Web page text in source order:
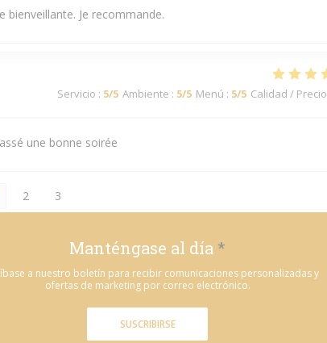
bienveillante. Je recommande.
Servicio : 5/5 Ambiente : 5/5 Menú : 5/5 Calidad / Precio
une bonne soirée
2 3
Manténgase al día *
a nuestro boletín para recibir comunicaciones personalizadas y
ofertas de marketing por correo electrónico.
SUSCRIBIRSE